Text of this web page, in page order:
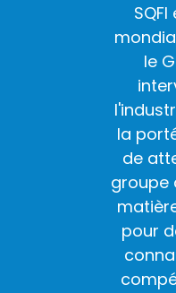
le
la
de
groupe
pour